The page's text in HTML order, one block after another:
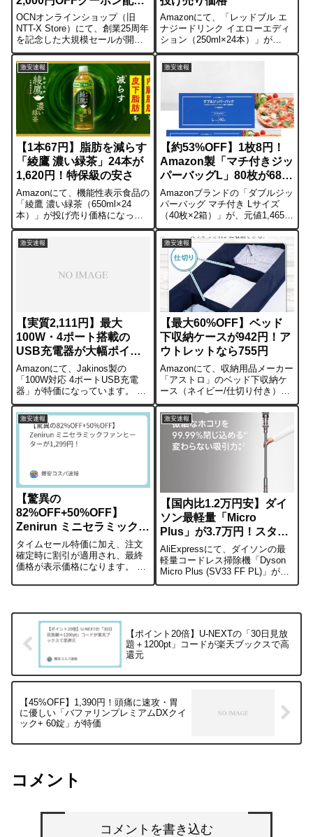
など激アツ予告
OCNオンラインショップ（旧
NTT-X Store）にて、創業25周年
を記念した大規模セールが開催
されます。第1弾の開始は本日12
月11日（木）17:00から。激安
PCパーツや周辺機器の放出で知
られる同ショップだけに、目玉
商品の争奪戦は必至...
Amazonにて、「レッドブル エ
ナジードリンク イエローエディ
ション（250ml×24本）」が
61%OFFの暴落価格になってい
ます。1ケースで2,000円、1本あ
たり約83円。コンビニで買うと1
スーパーの缶...
激安速報
【1本67円】脂肪を減らす
「綾鷹 濃い緑茶」24本が
1,620円！特保級の安さ
Amazonにて、機能性表示食品の
「綾鷹 濃い緑茶（650ml×24
本）」が投げ売り価格になって
います。定期おトク便
（5%OFF）適用で1,620円。1本
あたり約67.5円。内臓脂肪と皮
が、スーパーの最安値お茶と...
激安速報
【約53%OFF】1枚8円！
Amazon製「マチ付きジッ
パーバッグL」80枚が688
円
Amazonブランドの「ダブルジッ
パーバッグ マチ付き Lサイズ
（40枚×2箱）」が、元値1,465円
から688円まで暴落中。割引率は
約53%OFF。冷凍保存に必須のL
サイズが、1枚あたり約8.6円と
いう100均以下の単価で確保でき
ます。📌...
激安速報
【実質2,111円】最大
100W・4ポート搭載の
USB充電器が大幅ポイン
ト還元中
Amazonにて、Jakinos製の
「100W対応 4ポートUSB充電
器」が特価になっています。 販
売価格に対して1,188ポイントが
付与されるため、計算上の実質
価格は2,111円となります。マー
ケットプレイスの直近半年間の
平均価格（約1....
激安速報
【最大60%OFF】ベッド
下収納ケースが942円！ア
ウトレットなら755円
Amazonにて、収納用品メーカー
「アストロ」のベッド下収納ケ
ース（ネイビー/仕切り付き）が
大幅値下げされています。通常
価格から割引され942円。さら
に、コンディションを問わない
方はアウトレット品が755円で販
売されています。不織布ではな
激安速報
【驚異の
82%OFF+50%OFF】
Zenirun ミニセラミックフ
ァンヒーターが1,299円！
タイムセール特価に加え、注文
確定時に割引が適用され、最終
価格が表示価格になります。 元
値下げです！【商品の特徴】速
スイッチを入れてわずか2秒で温
風が出ます。2モード搭載: ...
激安速報
【国内比1.2万円安】ダイ
ソン最軽量「Micro
Plus」が3.7万円！スタン
ド付属・日本発送
AliExpressにて、ダイソンの最
軽量コードレス掃除機「Dyson
Micro Plus (SV33 FF PL)」が特
価販売されています。クーポン
と比較しても1万2,000...
【ポイント20倍】U-NEXTの「30日見放
題＋1200pt」コードが楽天ブックスで高
還元
【45%OFF】1,390円！頭痛に速攻・胃
に優しい「バファリンプレミアムDXクイ
ック+ 60錠」が特価
コメント
コメントを書き込む